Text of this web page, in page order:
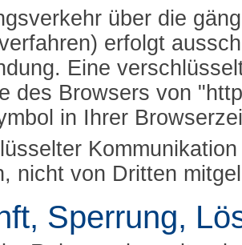
über die
erfolgt
Eine
des Browsers von
in Ihrer
nicht von Dritten
Sperrung,